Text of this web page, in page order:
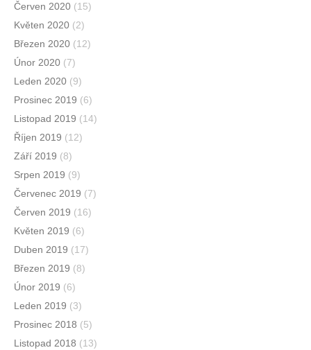
Červen 2020 (15)
Květen 2020 (2)
Březen 2020 (12)
Únor 2020 (7)
Leden 2020 (9)
Prosinec 2019 (6)
Listopad 2019 (14)
Říjen 2019 (12)
Září 2019 (8)
Srpen 2019 (9)
Červenec 2019 (7)
Červen 2019 (16)
Květen 2019 (6)
Duben 2019 (17)
Březen 2019 (8)
Únor 2019 (6)
Leden 2019 (3)
Prosinec 2018 (5)
Listopad 2018 (13)